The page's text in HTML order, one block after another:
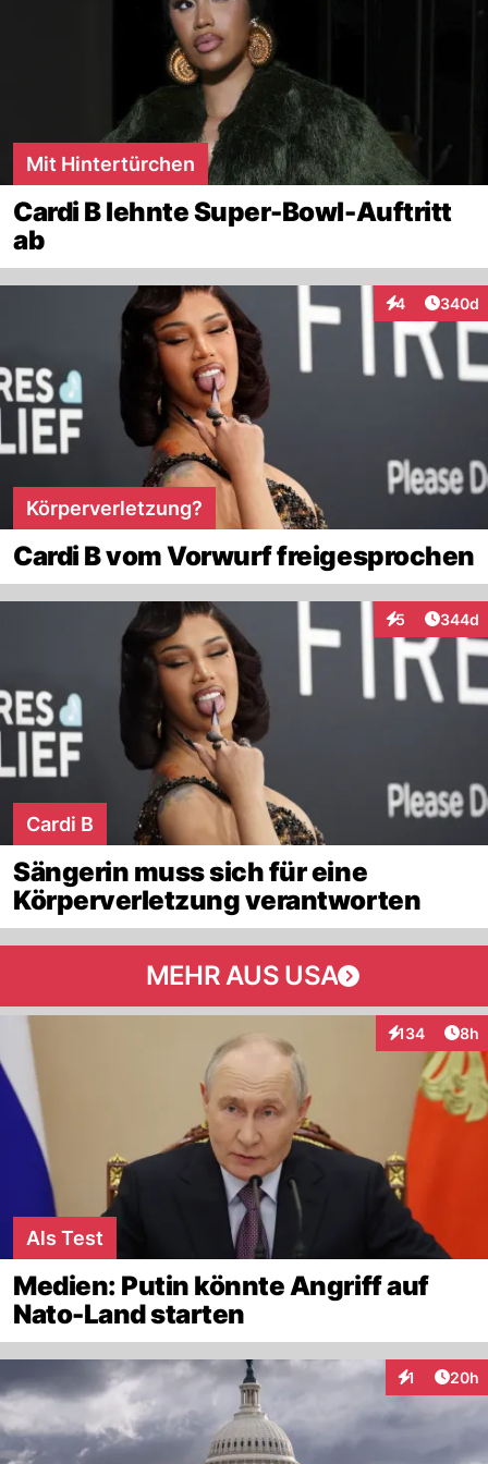
Mit Hintertürchen
Cardi B lehnte Super-Bowl-Auftritt
ab
4
Interaktionen
340d
Körperverletzung?
Cardi B vom Vorwurf freigesprochen
5
Interaktionen
344d
Cardi B
Sängerin muss sich für eine
Körperverletzung verantworten
MEHR AUS USA
134
Interaktionen
8h
Als Test
Medien: Putin könnte Angriff auf
Nato-Land starten
1
Interaktionen
20h